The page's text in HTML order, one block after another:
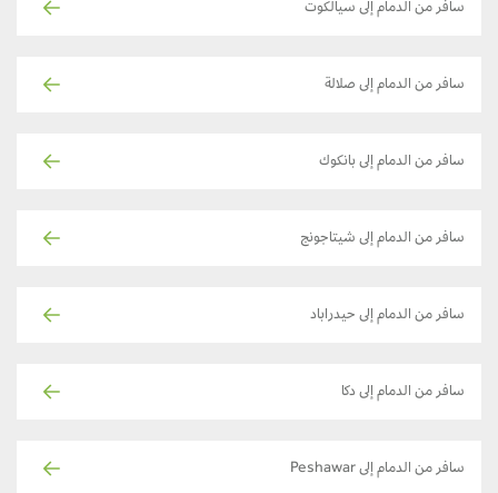
سافر من الدمام إلى سيالكوت
سافر من الدمام إلى صلالة
سافر من الدمام إلى بانكوك
سافر من الدمام إلى شيتاجونج
سافر من الدمام إلى حيدراباد
سافر من الدمام إلى دكا
سافر من الدمام إلى Peshawar